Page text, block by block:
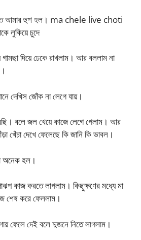
আমার হুশ হল। ma chele live choti
লুকিয়ে চুদে
গামছা দিয়ে ঢেকে রাখলাম। আর বললাম না
দেখিস জোঁক না লেগে যায়।
বলে জল খেয়ে কাজে লেগে গেলাম। আর
খেঁচা দেখে ফেলেছে কি জানি কি ভাবল।
অনেক হল।
কাজ করতে লাগলাম। কিছুক্ষণের মধ্যে মা
শেষ করে ফেললাম।
ফেলে দেই বলে দুজনে নিতে লাগলাম।